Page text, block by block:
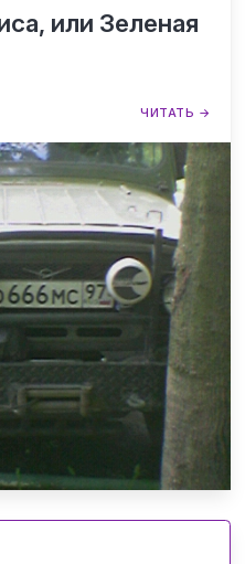
или Зеленая
ЧИТАТЬ →